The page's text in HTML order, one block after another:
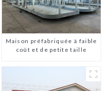
Maison préfabriquée à faible
coût et de petite taille